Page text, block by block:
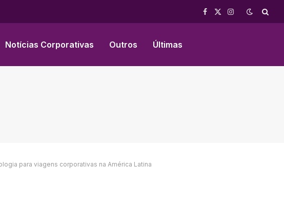
Facebook
X
Instagram
Notícias Corporativas Outros Últimas
para viagens corporativas na América Latina